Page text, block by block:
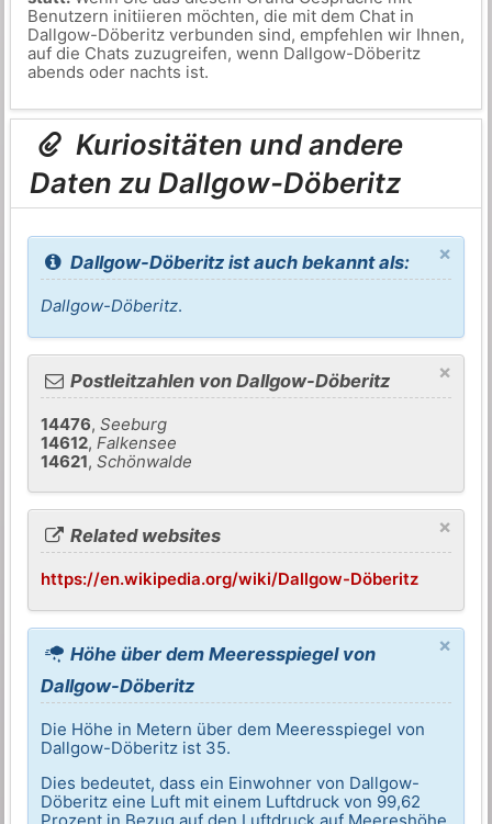
Benutzern initiieren möchten, die mit dem Chat in
Dallgow-Döberitz verbunden sind, empfehlen wir Ihnen,
auf die Chats zuzugreifen, wenn Dallgow-Döberitz
abends oder nachts ist.
Kuriositäten und andere
Daten zu Dallgow-Döberitz
×
Dallgow-Döberitz ist auch bekannt als:
Dallgow-Döberitz.
×
Postleitzahlen von Dallgow-Döberitz
14476,Seeburg
14612, Falkensee
14621,Schönwalde
×
Related websites
https://en.wikipedia.org/wiki/Dallgow-Döberitz
×
Höhe über dem Meeresspiegel von
Dallgow-Döberitz
Die Höhe in Metern über dem Meeresspiegel von
Dallgow-Döberitz ist 35.
Dies bedeutet, dass ein Einwohner von Dallgow-
Döberitz eine Luft mit einem Luftdruck von 99,62